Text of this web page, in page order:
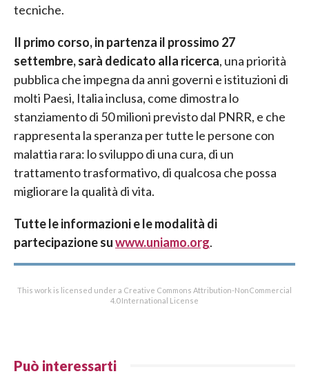
tecniche.
Il primo corso, in partenza il prossimo 27
settembre, sarà dedicato alla ricerca, una priorità
pubblica che impegna da anni governi e istituzioni di
molti Paesi, Italia inclusa, come dimostra lo
stanziamento di 50 milioni previsto dal PNRR, e che
rappresenta la speranza per tutte le persone con
malattia rara: lo sviluppo di una cura, di un
trattamento trasformativo, di qualcosa che possa
migliorare la qualità di vita.
Tutte le informazioni e le modalità di
partecipazione suwww.uniamo.org.
This work is licensed under a Creative Commons Attribution-NonCommercial
4.0 International License
Può interessarti